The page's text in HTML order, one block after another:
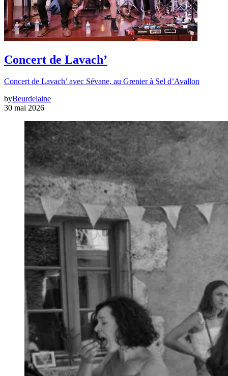
Concert de Lavach’
Concert de Lavach’ avec Sévane, au Grenier à Sel d’Avallon
byBeurdelaine
30 mai 2026